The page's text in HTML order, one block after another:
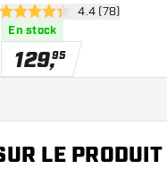
avis ouvrir le
4.4 étoiles de notation
4.4 (78)
En stock
129,95
LE PRODUIT